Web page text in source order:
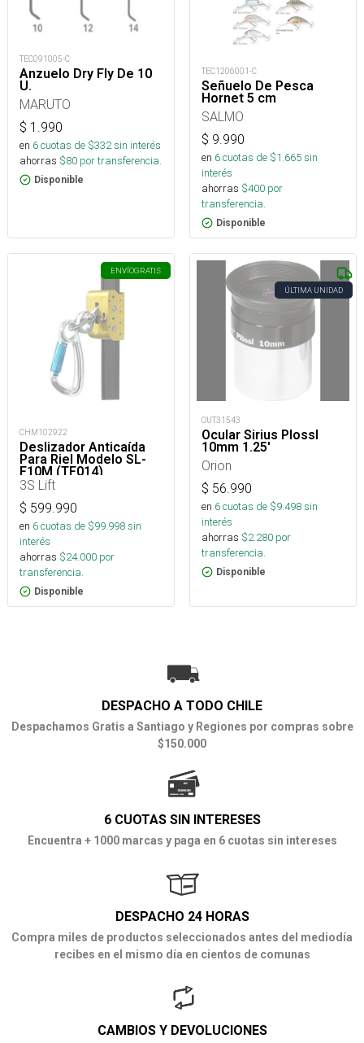
TEC091005-C
Anzuelo Dry Fly De 10
U.
MARUTO
$ 1.990
en 6cuotas de $332sin interés
ahorras $80 por transferencia.
Disponible
TEC1206001-C
Señuelo De Pesca
Hornet 5 cm
SALMO
$ 9.990
en 6cuotas de $1.665sin
interés
ahorras $400 por
transferencia.
Disponible
ENVÍOGRATIS
CHM102922
Deslizador Anticaída
Para Riel Modelo SL-
F10M (TF014)
3S Lift
$ 599.990
en 6cuotas de $99.998sin
interés
ahorras $24.000 por
transferencia.
Disponible
ÚLTIMA UNIDAD
OUT31543
Ocular Sirius Plossl
10mm 1.25'
Orion
$ 56.990
en 6cuotas de $9.498sin
interés
ahorras $2.280 por
transferencia.
Disponible
DESPACHO A TODO CHILE
Despachamos Gratis a Santiago y Regiones por compras sobre
$150.000
6 CUOTAS SIN INTERESES
Encuentra + 1000 marcas y paga en 6 cuotas sin intereses
DESPACHO 24 HORAS
Compra miles de productos seleccionados antes del mediodía
recibes en el mismo día en cientos de comunas
CAMBIOS Y DEVOLUCIONES